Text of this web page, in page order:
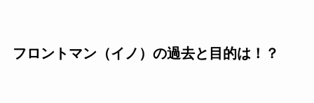
フロントマン（イノ）の過去と目的は！？